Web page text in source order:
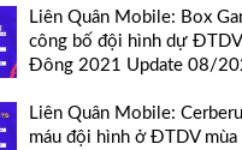
Liên Quân Mobile: Box
công bố đội hình dự
Đông 2021 Update 08/
Liên Quân Mobile:
máu đội hình ở ĐTDV